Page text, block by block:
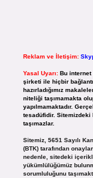
Reklam ve İletişim:
Yasal Uyarı: Bu
şirketi ile hiçbir
hazırladığımız
niteliği taşımamakta
yapılmamaktadır.
tesadüfidir.
taşımazlar.
Sitemiz, 5651 Sayılı
(BTK) tarafından
nedenle, sitedeki
yükümlülüğümüz
sorumluluğunu